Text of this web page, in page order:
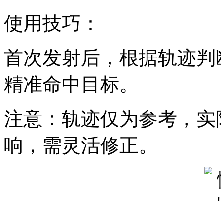
使用技巧：
首次发射后，根据轨迹
精准命中目标。
注意：轨迹仅为参考，
响，需灵活修正。